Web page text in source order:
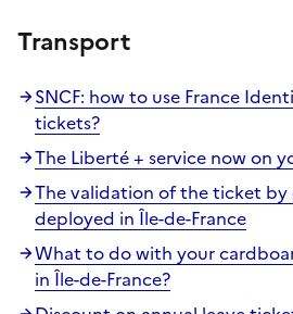
Transport
SNCF: how to use France
tickets?
The Liberté + service now on
The validation of the ticket by
deployed in Île-de-France
What to do with your
in Île-de-France?